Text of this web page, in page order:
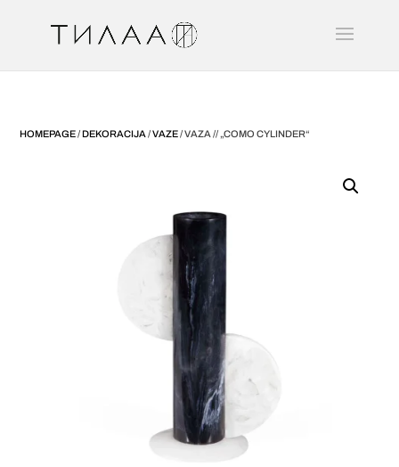
HOMEPAGE/DEKORACIJA /VAZE/ VAZA // „COMO CYLINDER“